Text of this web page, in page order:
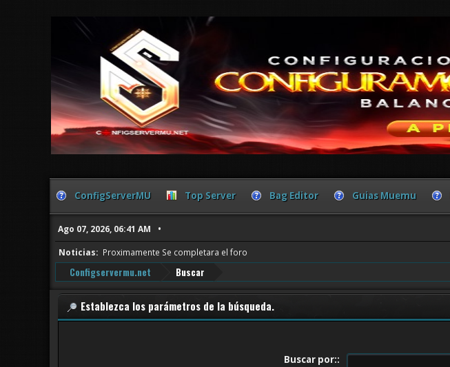
ConfigServerMU Top Server Bag Editor Guias Muemu
Ago 07, 2026, 06:41 AM
Noticias: Proximamente Se completara el foro
Configservermu.net Buscar
Establezca los parámetros de la búsqueda.
Buscar por::